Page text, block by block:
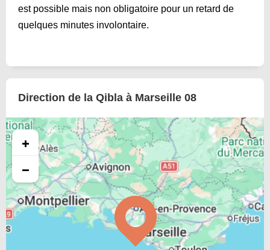
est possible mais non obligatoire pour un retard de
quelques minutes involontaire.
Direction de la Qibla à Marseille 08
+
−